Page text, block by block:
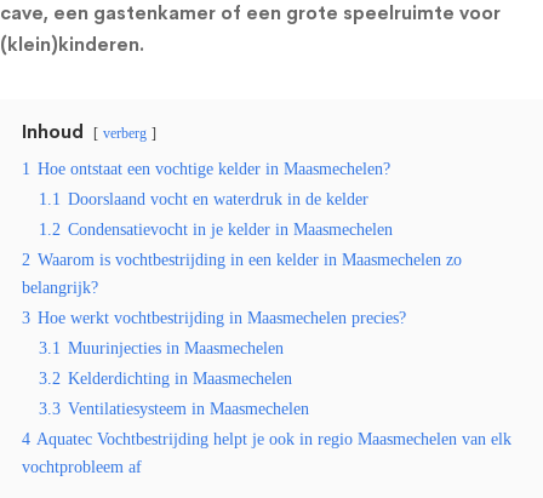
cave, een gastenkamer of een grote speelruimte voor
(klein)kinderen.
Inhoud verberg
1 Hoe ontstaat een vochtige kelder in Maasmechelen?
1.1 Doorslaand vocht en waterdruk in de kelder
1.2 Condensatievocht in je kelder in Maasmechelen
2 Waarom is vochtbestrijding in een kelder in Maasmechelen zo
belangrijk?
3 Hoe werkt vochtbestrijding in Maasmechelen precies?
3.1 Muurinjecties in Maasmechelen
3.2 Kelderdichting in Maasmechelen
3.3 Ventilatiesysteem in Maasmechelen
4 Aquatec Vochtbestrijding helpt je ook in regio Maasmechelen van elk
vochtprobleem af